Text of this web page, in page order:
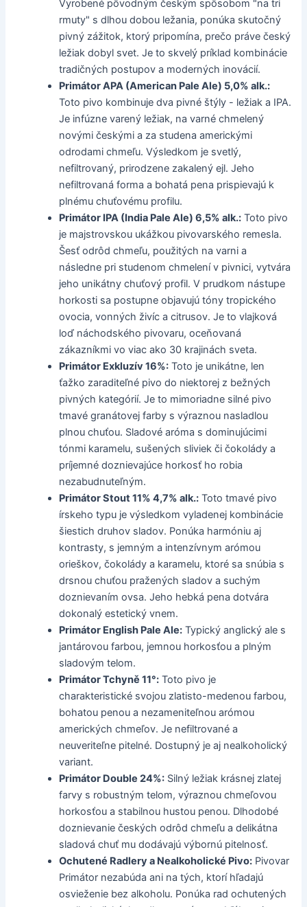
Vyrobené pôvodným českým spôsobom "na tri
rmuty" s dlhou dobou ležania, ponúka skutočný
pivný zážitok, ktorý pripomína, prečo práve český
ležiak dobyl svet. Je to skvelý príklad kombinácie
tradičných postupov a moderných inovácií.
Primátor APA (American Pale Ale) 5,0% alk.:
Toto pivo kombinuje dva pivné štýly - ležiak a IPA.
Je infúzne varený ležiak, na varné chmelený
novými českými a za studena americkými
odrodami chmeľu. Výsledkom je svetlý,
nefiltrovaný, prirodzene zakalený ejl. Jeho
nefiltrovaná forma a bohatá pena prispievajú k
plnému chuťovému profilu.
Primátor IPA (India Pale Ale) 6,5% alk.: Toto pivo
je majstrovskou ukážkou pivovarského remesla.
Šesť odrôd chmeľu, použitých na varni a
následne pri studenom chmelení v pivnici, vytvára
jeho unikátny chuťový profil. V prudkom nástupe
horkosti sa postupne objavujú tóny tropického
ovocia, vonných živíc a citrusov. Je to vlajková
loď náchodského pivovaru, oceňovaná
zákazníkmi vo viac ako 30 krajinách sveta.
Primátor Exkluzív 16%: Toto je unikátne, len
ťažko zaraditeľné pivo do niektorej z bežných
pivných kategórií. Je to mimoriadne silné pivo
tmavé granátovej farby s výraznou nasladlou
plnou chuťou. Sladové aróma s dominujúcimi
tónmi karamelu, sušených sliviek či čokolády a
príjemné doznievajúce horkosť ho robia
nezabudnuteľným.
Primátor Stout 11% 4,7% alk.: Toto tmavé pivo
írskeho typu je výsledkom vyladenej kombinácie
šiestich druhov sladov. Ponúka harmóniu aj
kontrasty, s jemným a intenzívnym arómou
orieškov, čokolády a karamelu, ktoré sa snúbia s
drsnou chuťou pražených sladov a suchým
doznievaním ovsa. Jeho hebká pena dotvára
dokonalý estetický vnem.
Primátor English Pale Ale: Typický anglický ale s
jantárovou farbou, jemnou horkosťou a plným
sladovým telom.
Primátor Tchyně 11°: Toto pivo je
charakteristické svojou zlatisto-medenou farbou,
bohatou penou a nezameniteľnou arómou
amerických chmeľov. Je nefiltrované a
neuveriteľne pitelné. Dostupný je aj nealkoholický
variant.
Primátor Double 24%: Silný ležiak krásnej zlatej
farvy s robustným telom, výraznou chmeľovou
horkosťou a stabilnou hustou penou. Dlhodobé
doznievanie českých odrôd chmeľu a delikátna
sladová chuť mu dodávajú výbornú pitelnosť.
Ochutené Radlery a Nealkoholické Pivo: Pivovar
Primátor nezabúda ani na tých, ktorí hľadajú
osvieženie bez alkoholu. Ponúka rad ochutených